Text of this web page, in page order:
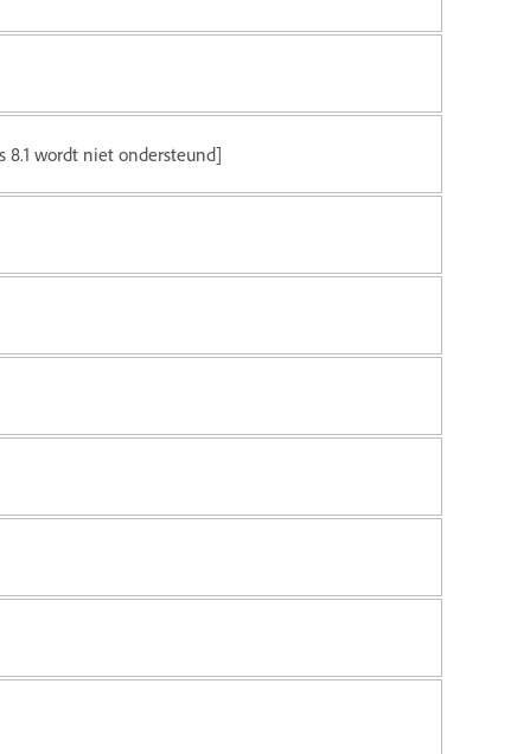
8.1 wordt niet ondersteund]